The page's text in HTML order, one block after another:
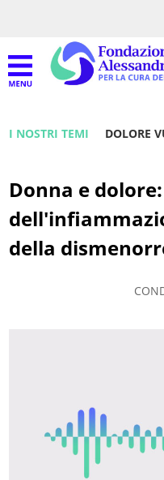
I NOSTRI TEMI DOLORE
Donna e
della